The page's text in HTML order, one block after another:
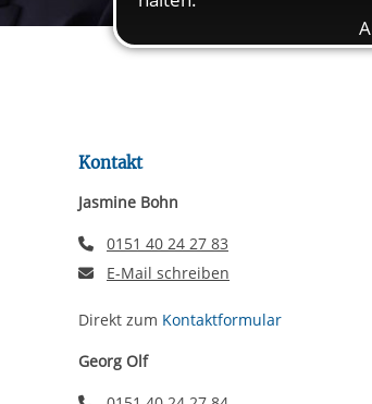
zur Bereitstellung
Cookies setzen wir
Wiedergabe starten/stoppen
Kontakt
Jasmine Bohn
Telefonnummer
0151 40 24 27 83
E-Mail schreiben
Direkt zum Kontaktformular
Georg Olf